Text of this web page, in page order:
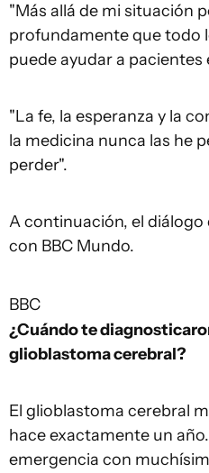
"Más allá de mi situación
profundamente que todo
puede ayudar a pacientes
"La fe, la esperanza y la
la medicina nunca las he
perder".
A continuación, el
con BBC Mundo.
BBC
¿Cuándo te
glioblastoma cerebral?
El glioblastoma cerebral
hace exactamente un
emergencia con